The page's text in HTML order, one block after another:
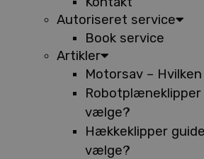
Autoriseret service
Book service
Artikler
Motorsav –
Robotplæneklipper
vælge?
Hækkeklipper
vælge?